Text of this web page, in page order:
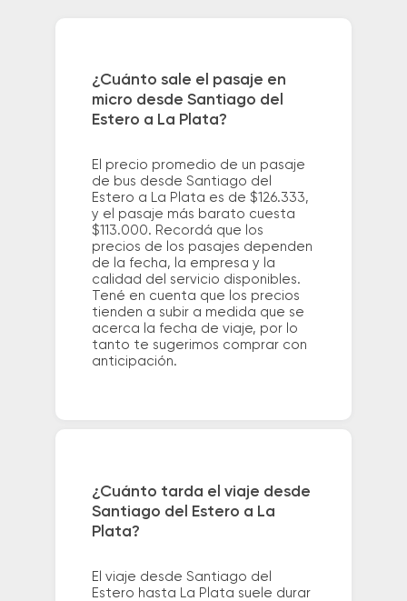
¿Cuánto sale el pasaje en
micro desde Santiago del
Estero a La Plata?
El precio promedio de un pasaje
de bus desde Santiago del
Estero a La Plata es de $126.333,
y el pasaje más barato cuesta
$113.000. Recordá que los
precios de los pasajes dependen
de la fecha, la empresa y la
calidad del servicio disponibles.
Tené en cuenta que los precios
tienden a subir a medida que se
acerca la fecha de viaje, por lo
tanto te sugerimos comprar con
anticipación.
¿Cuánto tarda el viaje desde
Santiago del Estero a La
Plata?
El viaje desde Santiago del
Estero hasta La Plata suele durar